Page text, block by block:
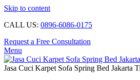
Skip to content
CALL US: 0896-6086-0175
Request a Free Consultation
Menu
Jasa Cuci Karpet Sofa Spring Bed Jakarta